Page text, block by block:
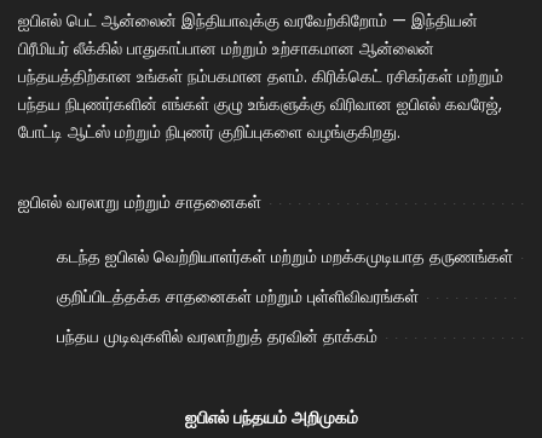
ஐபிஎல் பெட் ஆன்லைன் இந்தியாவுக்கு வரவேற்கிறோம் — இந்தியன்
பிரீமியர் லீக்கில் பாதுகாப்பான மற்றும் உற்சாகமான ஆன்லைன்
பந்தயத்திற்கான உங்கள் நம்பகமான தளம். கிரிக்கெட் ரசிகர்கள் மற்றும்
பந்தய நிபுணர்களின் எங்கள் குழு உங்களுக்கு விரிவான ஐபிஎல் கவரேஜ்,
போட்டி ஆட்ஸ் மற்றும் நிபுணர் குறிப்புகளை வழங்குகிறது.
ஐபிஎல் வரலாறு மற்றும் சாதனைகள்
கடந்த ஐபிஎல் வெற்றியாளர்கள் மற்றும் மறக்கமுடியாத தருணங்கள்
குறிப்பிடத்தக்க சாதனைகள் மற்றும் புள்ளிவிவரங்கள்
பந்தய முடிவுகளில் வரலாற்றுத் தரவின் தாக்கம்
ஐபிஎல் பந்தயம் அறிமுகம்